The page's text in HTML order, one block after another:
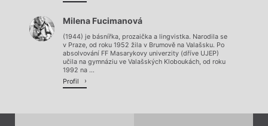
Milena Fucimanová
(1944) je básnířka, prozaička a lingvistka. Narodila se
v Praze, od roku 1952 žila v Brumově na Valašsku. Po
absolvování FF Masarykovy univerzity (dříve UJEP)
učila na gymnáziu ve Valašských Kloboukách, od roku
1992 na ...
Profil